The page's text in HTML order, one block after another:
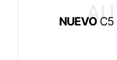
NUEVO C5